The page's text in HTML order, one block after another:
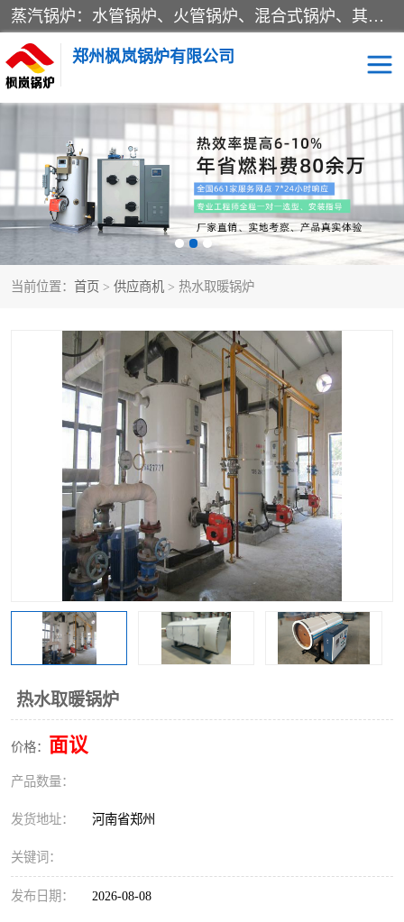
蒸汽锅炉：水管锅炉、火管锅炉、混合式锅炉、其他蒸汽锅炉； 热水锅炉：家用型集中供暖用热水锅炉、其他热水锅炉； 有机热载体锅炉； 船用蒸汽锅炉； （锅炉用辅助设备及装置）蒸汽冷凝器：表面冷凝器、混合式冷凝器、空冷式冷凝器、其他蒸汽冷凝器； 锅炉用辅助设备：节热器、蒸汽收集器、蓄能器、烟垢清除器、气体回收器、泥渣刮除器、空气预热器、其他锅炉用辅助设备；
郑州枫岚锅炉有限公司
当前位置： 首页 > 供应商机 > 热水取暖锅炉
热水取暖锅炉
价格： 面议
产品数量：
发货地址： 河南省郑州
关键词：
发布日期： 2026-08-08